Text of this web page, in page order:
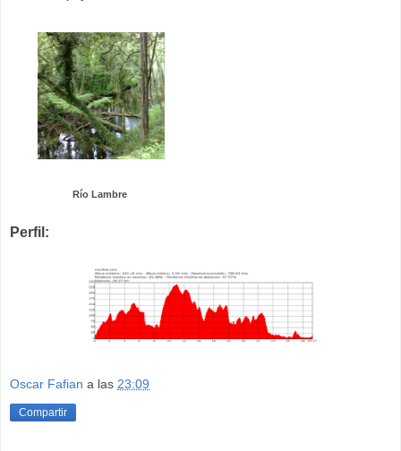
Río Lambre
Perfil:
Oscar Fafian a las 23:09
Compartir